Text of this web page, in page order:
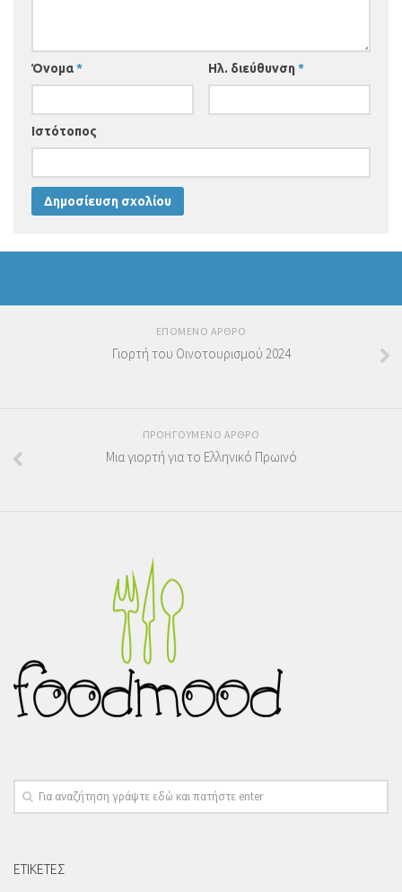
Όνομα* Ηλ. διεύθυνση *
Ιστότοπος
ΕΠΟΜΕΝΟ ΑΡΘΡΟ
Γιορτή του Οινοτουρισμού 2024
ΠΡΟΗΓΟΥΜΕΝΟ ΑΡΘΡΟ
Μια γιορτή για το Ελληνικό Πρωινό
ΕΤΙΚΕΤΕΣ